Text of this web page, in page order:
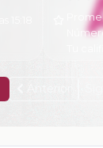
Tu